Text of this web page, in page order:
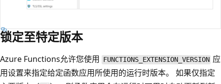
锁定至特定版本
Azure Functions允许您使用 FUNCTIONS_EXTENSION_VERSION 应
用设置来指定给定函数应用所使用的运行时版本。 如果仅指定